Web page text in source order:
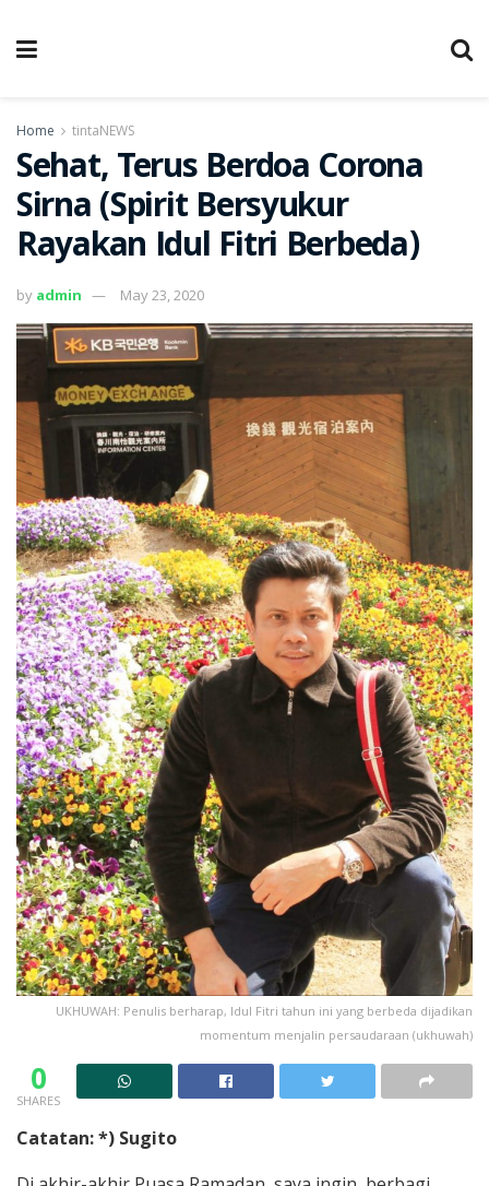
Home tintaNEWS
Sehat, Terus Berdoa Corona
Sirna (Spirit Bersyukur
Rayakan Idul Fitri Berbeda)
by admin May 23, 2020
UKHUWAH: Penulis berharap, Idul Fitri tahun ini yang berbeda dijadikan
momentum menjalin persaudaraan (ukhuwah)
0
SHARES
Catatan: *) Sugito